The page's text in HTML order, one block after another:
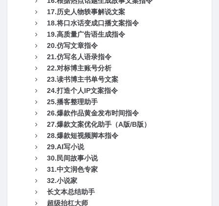
17.历史人物轶事解说文案
18.将口水话变成口播文案指令
19.高质量广告语生成指令
20.仿写文章指令
21.仿写名人语录指令
22.对标博主账号分析
23.读书博主书单号文案
24.打造个人IP文案指令
25.播客整理助手
26.爆款作品黄金发布时间指令
27.爆款文案优化助手（A版/B版）
28.爆款短视频脚本指令
29.AI写小说
30.民间故事小说
31.中文润色专家
32.小说家
长文本总结助手
超级抬杠大师